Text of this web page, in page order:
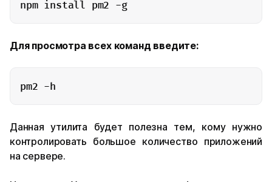
npm install pm2 -g
Для просмотра всех команд введите:
pm2 -h
Данная утилита будет полезна тем, кому нужно
контролировать большое количество приложений
на сервере.